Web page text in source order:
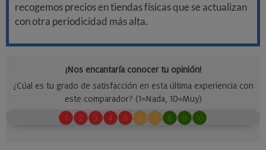
recogemos precios en tiendas físicas que se actualizan
con otra periodicidad más alta.